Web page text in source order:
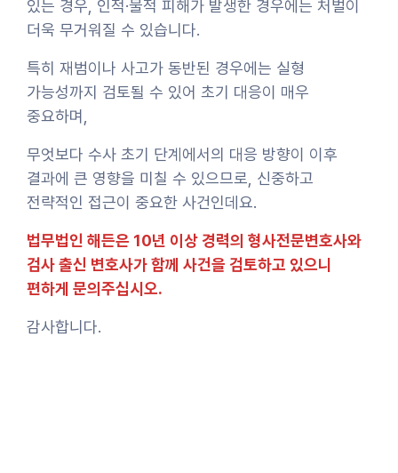
있는 경우, 인적·물적 피해가 발생한 경우에는 처벌이
더욱 무거워질 수 있습니다.
특히 재범이나 사고가 동반된 경우에는 실형
가능성까지 검토될 수 있어 초기 대응이 매우
중요하며,
무엇보다 수사 초기 단계에서의 대응 방향이 이후
결과에 큰 영향을 미칠 수 있으므로, 신중하고
전략적인 접근이 중요한 사건인데요.
법무법인 해든은 10년 이상 경력의 형사전문변호사와
검사 출신 변호사가 함께 사건을 검토하고 있으니
편하게 문의주십시오.
감사합니다.